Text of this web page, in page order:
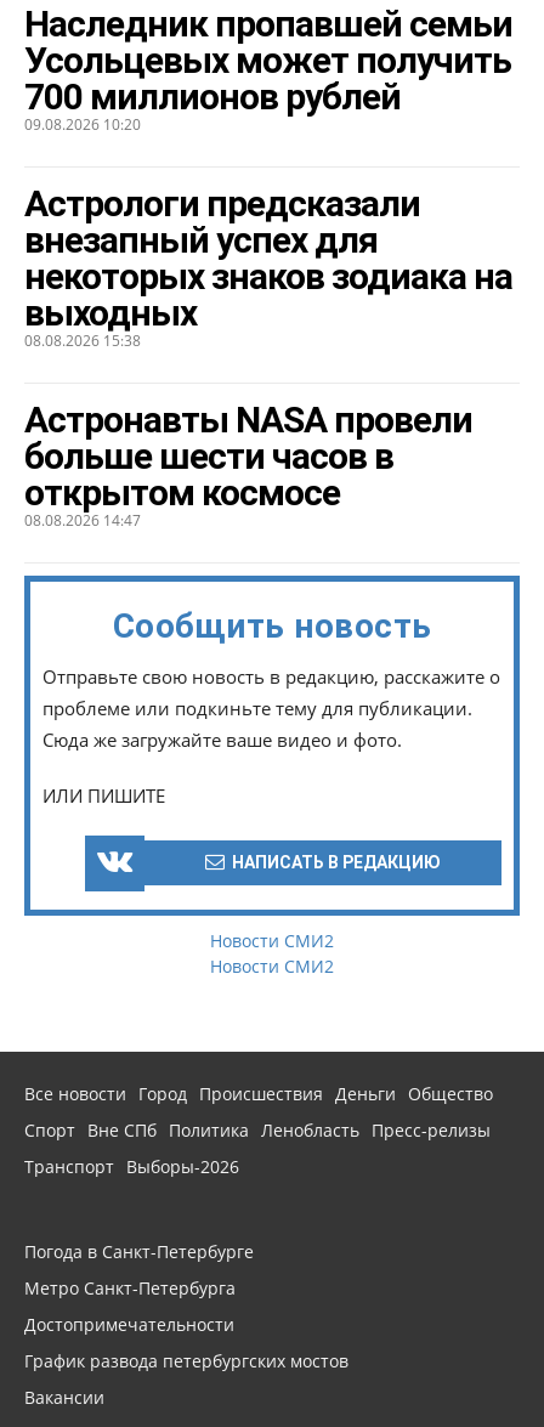
Наследник пропавшей семьи
Усольцевых может получить
700 миллионов рублей
09.08.2026 10:20
Астрологи предсказали
внезапный успех для
некоторых знаков зодиака на
выходных
08.08.2026 15:38
Астронавты NASA провели
больше шести часов в
открытом космосе
08.08.2026 14:47
Сообщить новость
Отправьте свою новость в редакцию, расскажите о
проблеме или подкиньте тему для публикации.
Сюда же загружайте ваше видео и фото.
ИЛИ ПИШИТЕ
НАПИСАТЬ В РЕДАКЦИЮ
Новости СМИ2
Новости СМИ2
Все новости Город Происшествия Деньги
Общество
Спорт Вне СПб Политика Ленобласть Пресс-релизы
Транспорт Выборы-2026
Погода в Санкт-Петербурге
Метро Санкт-Петербурга
Достопримечательности
График развода петербургских мостов
Вакансии